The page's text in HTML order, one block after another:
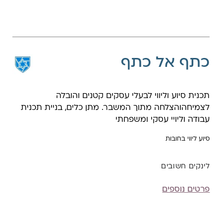
כתף אל כתף
תכנית סיוע וליווי לבעלי עסקים קטנים והובלה
לצמיחהוהצלחה מתוך המשבר. מתן כלים, בניית תכנית
עבודה וליויי עסקי ומשפחתי
סיוע ליווי בחובות
לינקים חשובים
פרטים נוספים